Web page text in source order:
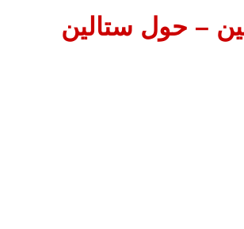
– حول ستالين